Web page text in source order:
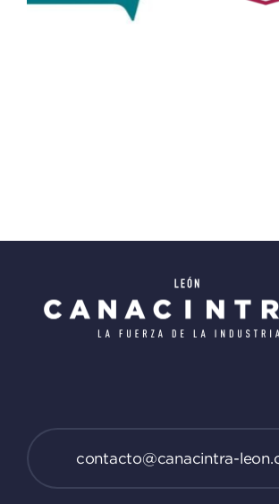
Educación Educativo
contacto@canacintra-